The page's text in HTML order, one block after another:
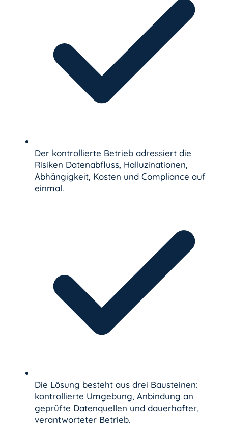
Der kontrollierte Betrieb adressiert die
Risiken Datenabfluss, Halluzinationen,
Abhängigkeit, Kosten und Compliance auf
einmal.
Die Lösung besteht aus drei Bausteinen:
kontrollierte Umgebung, Anbindung an
geprüfte Datenquellen und dauerhafter,
verantworteter Betrieb.